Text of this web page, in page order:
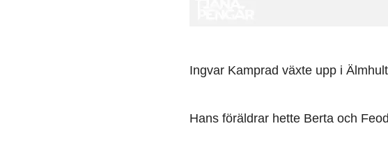
Ingvar Kamprad växte upp i
Hans föräldrar hette Berta och